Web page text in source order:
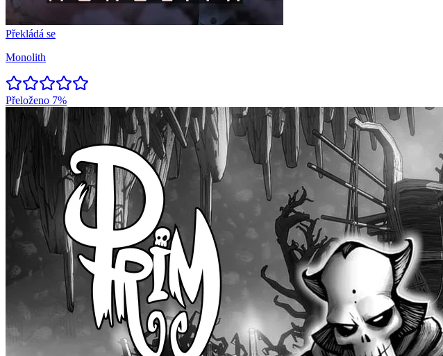
Překládá se
Monolith
Přeloženo 7%